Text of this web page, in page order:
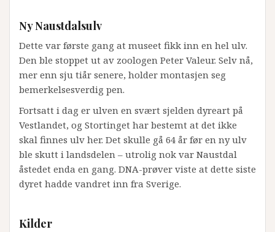
Ny Naustdalsulv
Dette var første gang at museet fikk inn en hel ulv.
Den ble stoppet ut av zoologen Peter Valeur. Selv nå,
mer enn sju tiår senere, holder montasjen seg
bemerkelsesverdig pen.
Fortsatt i dag er ulven en svært sjelden dyreart på
Vestlandet, og Stortinget har bestemt at det ikke
skal finnes ulv her. Det skulle gå 64 år før en ny ulv
ble skutt i landsdelen – utrolig nok var Naustdal
åstedet enda en gang. DNA-prøver viste at dette siste
dyret hadde vandret inn fra Sverige.
Kilder